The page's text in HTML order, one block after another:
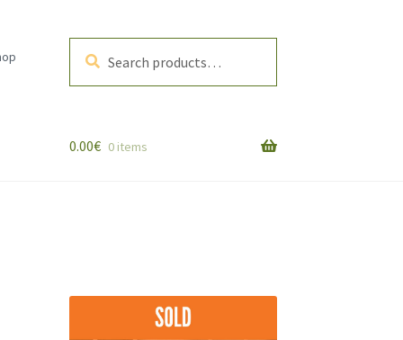
for:
0.00€ 0 items